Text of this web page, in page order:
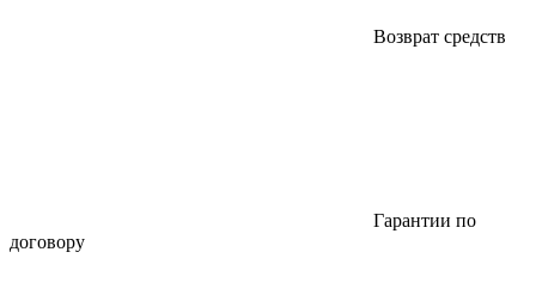
Возврат средств
Гарантии по
договору